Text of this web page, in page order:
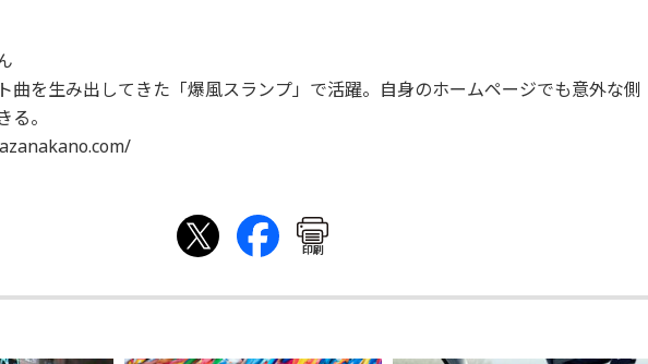
曲を生み出してきた「爆風スランプ」で活躍。自身のホームページでも意外な側
。
印刷